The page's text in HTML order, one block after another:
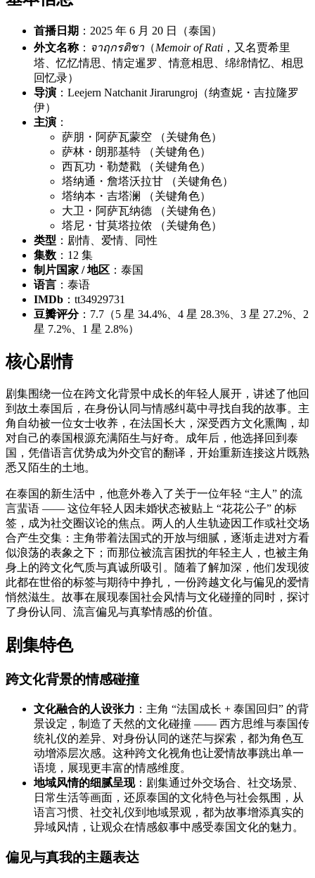
首播日期 ：2025 年 6 月 20 日（泰国）
外文名称： จาฤกรติชา （Memoir of Rati ，又名贾希里
塔、忆忆情思、情定暹罗、情意相思、绵绵情忆、相思
回忆录）
导演 ：Leejern Natchanit Jirarungroj（纳查妮・吉拉隆罗
伊）
主演 ：
萨朋・阿萨瓦蒙空 （关键角色）
萨林・朗那基特 （关键角色）
西瓦功・勒楚戳 （关键角色）
塔纳通・詹塔沃拉甘 （关键角色）
塔纳本・吉塔澜 （关键角色）
大卫・阿萨瓦纳德 （关键角色）
塔尼・甘莫塔拉侬 （关键角色）
类型 ：剧情、爱情、同性
集数 ：12 集
制片国家 / 地区 ：泰国
语言 ：泰语
IMDb ：tt34929731
豆瓣评分：7.7（5 星 34.4%、4 星 28.3%、3 星 27.2%、2
星 7.2%、1 星 2.8%）
核心剧情
剧集围绕一位在跨文化背景中成长的年轻人展开，讲述了他回
到故土泰国后，在身份认同与情感纠葛中寻找自我的故事。主
角自幼被一位女士收养，在法国长大，深受西方文化熏陶，却
对自己的泰国根源充满陌生与好奇。成年后，他选择回到泰
国，凭借语言优势成为外交官的翻译，开始重新连接这片既熟
悉又陌生的土地。
在泰国的新生活中，他意外卷入了关于一位年轻 “主人” 的流
言蜚语 —— 这位年轻人因未婚状态被贴上 “花花公子” 的标
签，成为社交圈议论的焦点。两人的人生轨迹因工作或社交场
合产生交集：主角带着法国式的开放与细腻，逐渐走进对方看
似浪荡的表象之下；而那位被流言困扰的年轻主人，也被主角
身上的跨文化气质与真诚所吸引。随着了解加深，他们发现彼
此都在世俗的标签与期待中挣扎，一份跨越文化与偏见的爱情
悄然滋生。故事在展现泰国社会风情与文化碰撞的同时，探讨
了身份认同、流言偏见与真挚情感的价值。
剧集特色
跨文化背景的情感碰撞
文化融合的人设张力 ：主角 “法国成长 + 泰国回归” 的背
景设定，制造了天然的文化碰撞 —— 西方思维与泰国传
统礼仪的差异、对身份认同的迷茫与探索，都为角色互
动增添层次感。这种跨文化视角也让爱情故事跳出单一
语境，展现更丰富的情感维度。
地域风情的细腻呈现：剧集通过外交场合、社交场景、
日常生活等画面，还原泰国的文化特色与社会氛围，从
语言习惯、社交礼仪到地域景观，都为故事增添真实的
异域风情，让观众在情感叙事中感受泰国文化的魅力。
偏见与真我的主题表达